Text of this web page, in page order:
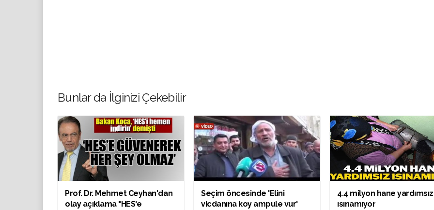
Bunlar da İlginizi Çekebilir
Prof. Dr. Mehmet Ceyhan'dan
olay açıklama "HES'e
Seçim öncesinde 'Elini
vicdanına koy ampule vur'
4.4 milyon hane yardımsız
ısınamıyor